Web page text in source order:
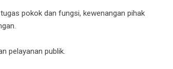
pokok dan fungsi, kewenangan pihak
pelayanan publik.